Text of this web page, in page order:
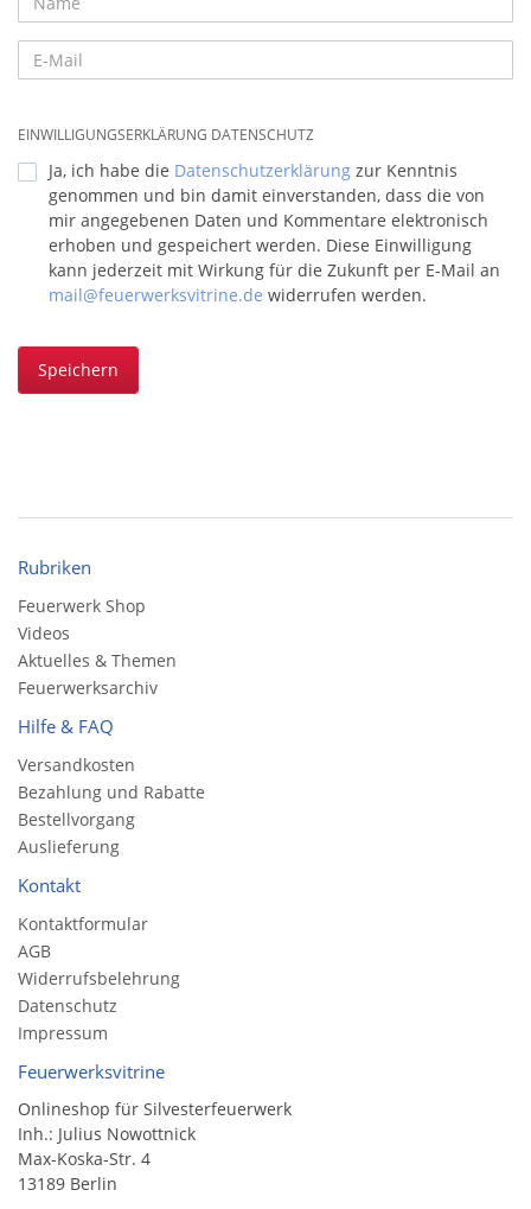
EINWILLIGUNGSERKLÄRUNG DATENSCHUTZ
Ja, ich habe die Datenschutzerklärung zur Kenntnis
genommen und bin damit einverstanden, dass die von
mir angegebenen Daten und Kommentare elektronisch
erhoben und gespeichert werden. Diese Einwilligung
kann jederzeit mit Wirkung für die Zukunft per E-Mail an
mail@feuerwerksvitrine.de widerrufen werden.
Speichern
Rubriken
Feuerwerk Shop
Videos
Aktuelles & Themen
Feuerwerksarchiv
Hilfe & FAQ
Versandkosten
Bezahlung und Rabatte
Bestellvorgang
Auslieferung
Kontakt
Kontaktformular
AGB
Widerrufsbelehrung
Datenschutz
Impressum
Feuerwerksvitrine
Onlineshop für Silvesterfeuerwerk
Inh.: Julius Nowottnick
Max-Koska-Str. 4
13189 Berlin